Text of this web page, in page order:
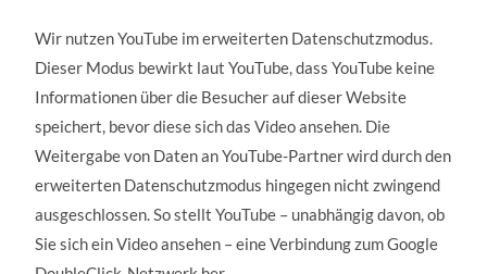
Wir nutzen YouTube im erweiterten Datenschutzmodus.
Dieser Modus bewirkt laut YouTube, dass YouTube keine
Informationen über die Besucher auf dieser Website
speichert, bevor diese sich das Video ansehen. Die
Weitergabe von Daten an YouTube-Partner wird durch den
erweiterten Datenschutzmodus hingegen nicht zwingend
ausgeschlossen. So stellt YouTube – unabhängig davon, ob
Sie sich ein Video ansehen – eine Verbindung zum Google